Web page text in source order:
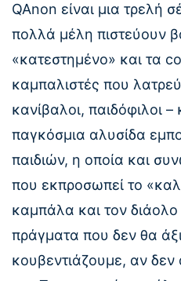
QAnon είναι μια τρελή
πολλά μέλη πιστεύουν
«κατεστημένο» και τα
καμπαλιστές που
κανίβαλοι, παιδόφιλοι –
παγκόσμια αλυσίδα
παιδιών, η οποία και
που εκπροσωπεί το
καμπάλα και τον
πράγματα που δεν θα
κουβεντιάζουμε, αν